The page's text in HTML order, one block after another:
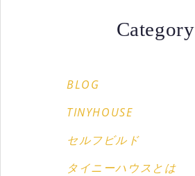
Category
BLOG
TINYHOUSE
セルフビルド
タイニーハウスとは